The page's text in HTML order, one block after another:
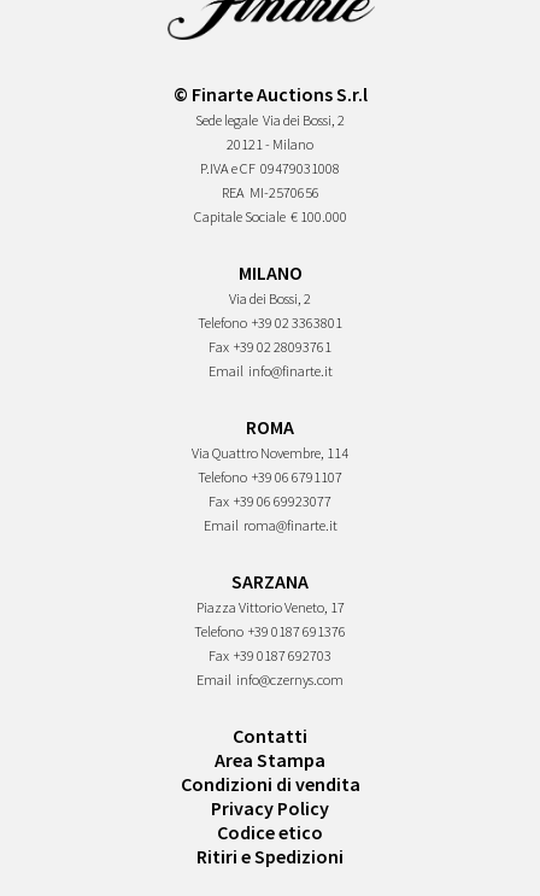
© Finarte Auctions S.r.l
Sede legale Via dei Bossi, 2
20121 - Milano
P.IVA e CF 09479031008
REA MI-2570656
Capitale Sociale € 100.000
MILANO
Via dei Bossi, 2
Telefono +39 02 3363801
Fax +39 02 28093761
Email info@finarte.it
ROMA
Via Quattro Novembre, 114
Telefono +39 06 6791107
Fax +39 06 69923077
Email roma@finarte.it
SARZANA
Piazza Vittorio Veneto, 17
Telefono +39 0187 691376
Fax +39 0187 692703
Email info@czernys.com
Contatti
Area Stampa
Condizioni di vendita
Privacy Policy
Codice etico
Ritiri e Spedizioni